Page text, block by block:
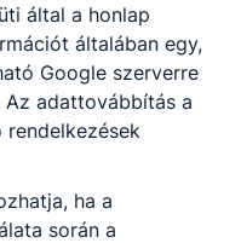
által a honlap
általában egy,
Google szerverre
adattovábbítás a
rendelkezések
ha a
során a